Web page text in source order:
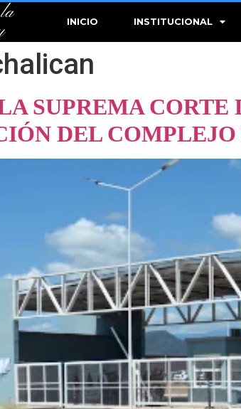
INICIO INSTITUCIONAL
SUPREMA
DEL